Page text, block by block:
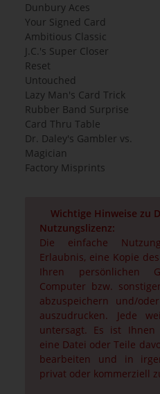
Dunbury Aces
Your Signed Card
Ambitious Classic
J.C.'s Super Closer
Reset
Untouched
Lazy Man's Card Trick
Rubber Band Surprise
Card Thru Table
Dr. Daley's Gambler vs.
Magician
Factory Misprints
Wichtige Hinweise zu
Nutzungslizenz:
Die einfache
Erlaubnis, eine Kopie
Ihren persönlichen
Computer bzw.
abzuspeichern und/
auszudrucken. Jede
untersagt. Es ist Ihnen
eine Datei oder Teile
bearbeiten und in
privat oder kommerziell